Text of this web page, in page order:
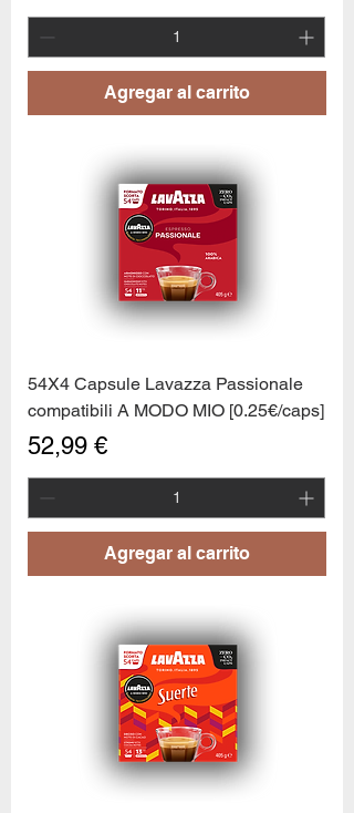
Agregar al carrito
54X4 Capsule Lavazza Passionale
compatibili A MODO MIO [0.25€/caps]
Precio
52,99 €
Agregar al carrito